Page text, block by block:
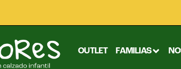
OUTLET FAMILIAS